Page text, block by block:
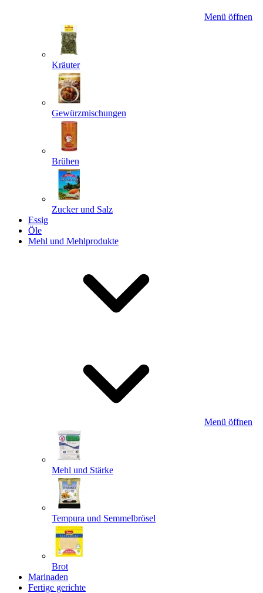
Menü öffnen
Kräuter
Gewürzmischungen
Brühen
Zucker und Salz
Essig
Öle
Mehl und Mehlprodukte
Menü öffnen
Mehl und Stärke
Tempura und Semmelbrösel
Brot
Marinaden
Fertige gerichte